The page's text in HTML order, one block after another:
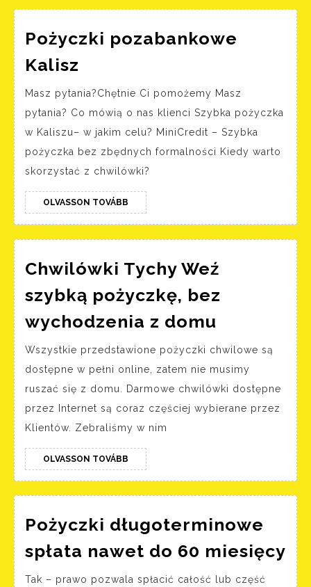
Pożyczki pozabankowe
Kalisz
Kalisz
Masz pytania?Chętnie Ci pomożemy Masz
pytania? Co mówią o nas klienci Szybka pożyczka
w Kaliszu– w jakim celu? MiniCredit – Szybka
pożyczka bez zbędnych formalności Kiedy warto
skorzystać z chwilówki?
OLVASSON TOVÁBB OLVASSON
TOVÁBB
Chwilówki Tychy Weź
szybką pożyczkę, bez
wychodzenia z domu Chwilówki
Weź
szybką
pożyczkę,
domu
Wszystkie przedstawione pożyczki chwilowe są
dostępne w pełni online, zatem nie musimy
ruszać się z domu. Darmowe chwilówki dostępne
przez Internet są coraz częściej wybierane przez
Klientów. Zebraliśmy w nim
OLVASSON TOVÁBB OLVASSON
TOVÁBB
Pożyczki długoterminowe
spłata nawet do 60 miesięcy
Tak – prawo pozwala spłacić całość lub część